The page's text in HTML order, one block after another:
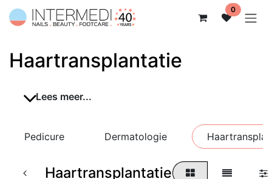
Overslaan naar inhoud 0
Haartransplantatie
Lees meer...
Pedicure Dermatologie
Haartransplantatie